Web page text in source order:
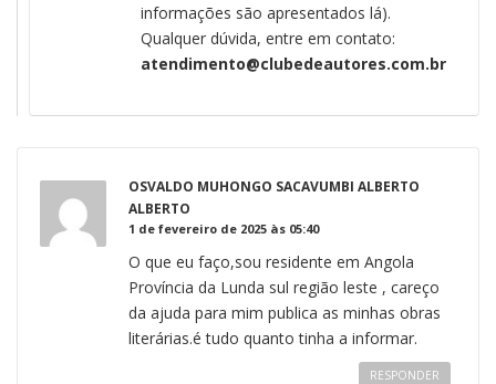
informações são apresentados lá).
Qualquer dúvida, entre em contato:
atendimento@clubedeautores.com.br
OSVALDO MUHONGO SACAVUMBI ALBERTO
ALBERTO
1 de fevereiro de 2025 às 05:40
O que eu faço,sou residente em Angola
Província da Lunda sul região leste , careço
da ajuda para mim publica as minhas obras
literárias.é tudo quanto tinha a informar.
RESPONDER